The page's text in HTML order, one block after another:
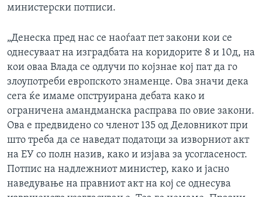
министерски потписи.
„Денеска пред нас се наоѓаат пет закони кои се
однесуваат на изградбата на коридорите 8 и 10д, на
кои оваа Влада се одлучи по којзнае кој пат да го
злоупотреби европското знаменце. Ова значи дека
сега ќе имаме опструирана дебата како и
ограничена амандманска расправа по овие закони.
Ова е предвидено со членот 135 од Деловникот при
што треба да се наведат податоци за изворниот акт
на ЕУ со полн назив, како и изјава за усогласеност.
Потпис на надлежниот министер, како и јасно
наведување на правниот акт на кој се однесува